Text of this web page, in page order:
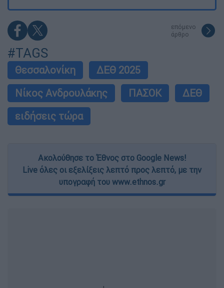
επόμενο
άρθρο
#TAGS
Θεσσαλονίκη
ΔΕΘ 2025
Νίκος Ανδρουλάκης
ΠΑΣΟΚ
ΔΕΘ
ειδήσεις τώρα
Ακολούθησε το Έθνος στο Google News!
Live όλες οι εξελίξεις λεπτό προς λεπτό, με την
υπογραφή του www.ethnos.gr